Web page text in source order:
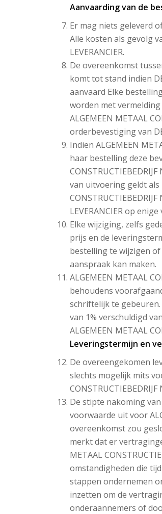
Aanvaarding van de
Er mag niets geleverd
Alle kosten als gevolg
LEVERANCIER.
De overeenkomst
komt tot stand indien
aanvaard Elke
worden met
ALGEMEEN METAAL
orderbevestiging van
Indien ALGEMEEN
haar bestelling deze
van uitvoering geldt als
LEVERANCIER op
Elke wijziging, zelfs
prijs en de
bestelling te wijzigen of
aanspraak kan maken.
ALGEMEEN METAAL
behoudens
schriftelijk te gebeuren.
van 1% verschuldigd
ALGEMEEN METAAL
Leveringstermijn en
De overeengekomen
slechts mogelijk mits
CONSTRUCTIEBEDRIJF
De stipte nakoming
voorwaarde uit voor
overeenkomst zou
merkt dat er
METAAL
omstandigheden die
stappen ondernemen
inzetten om de
onderaannemers of